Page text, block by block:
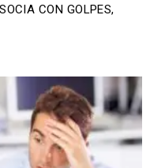
CON GOLPES,